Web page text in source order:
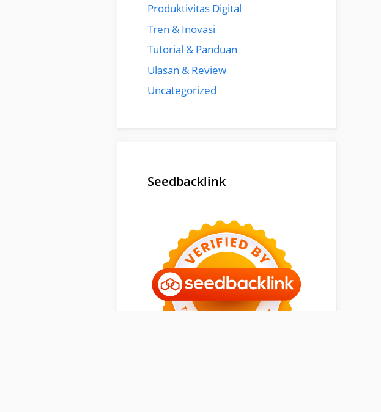
Produktivitas Digital
Tren & Inovasi
Tutorial & Panduan
Ulasan & Review
Uncategorized
Seedbacklink